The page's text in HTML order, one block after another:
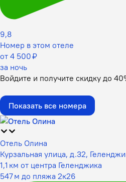
9,8
Номер в этом отеле
от 4 500 ₽
за ночь
Войдите и получите скидку до
Показать все номера
Отель Олина
Курзальная улица, д.32,
1,1 км от центра Геленджика
547 м до пляжа 2к26